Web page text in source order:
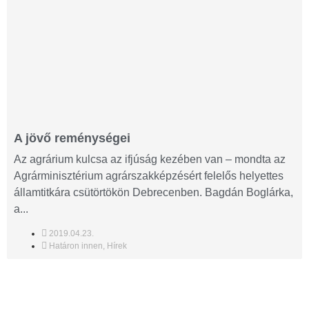
A jövő reménységei
Az agrárium kulcsa az ifjúság kezében van – mondta az
Agrárminisztérium agrárszakképzésért felelős helyettes
államtitkára csütörtökön Debrecenben. Bagdán Boglárka,
a...
2019.04.23.
Határon innen, Hírek